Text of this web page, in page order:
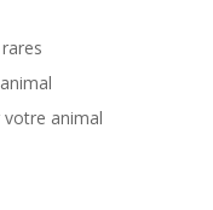
votre animal